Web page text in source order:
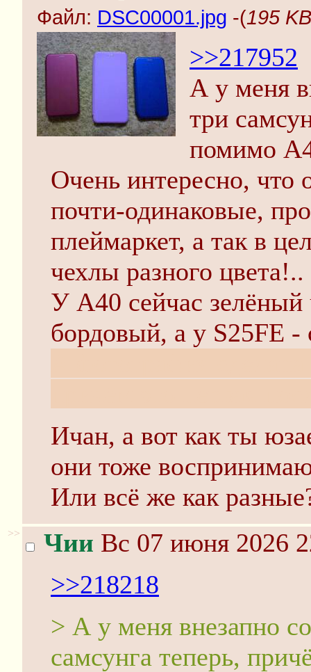
Файл: DSC00001.jpg -(195
>>217952
А у меня
три
помимо
Очень интересно, что
почти-одинаковые,
плеймаркет, а так в
чехлы разного цвета!..
У A40 сейчас
бордовый, а у S25FE -
Ичан, а вот как ты
они тоже
Или всё же как
>> Чии Вс 07 июня 2026
>>218218
> А у меня внезапно
самсунга теперь,